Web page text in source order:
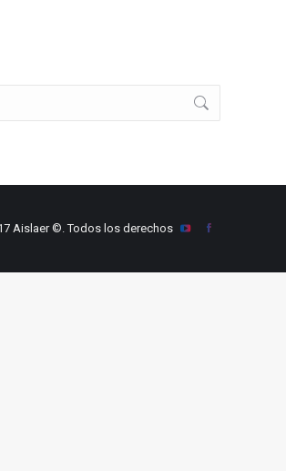
Aislaer ©. Todos los derechos YouTubeFacebook